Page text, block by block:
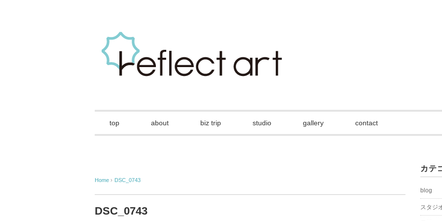
top about biz trip studio gallery contact
Home › DSC_0743
DSC_0743
カテ
blog
スタジ